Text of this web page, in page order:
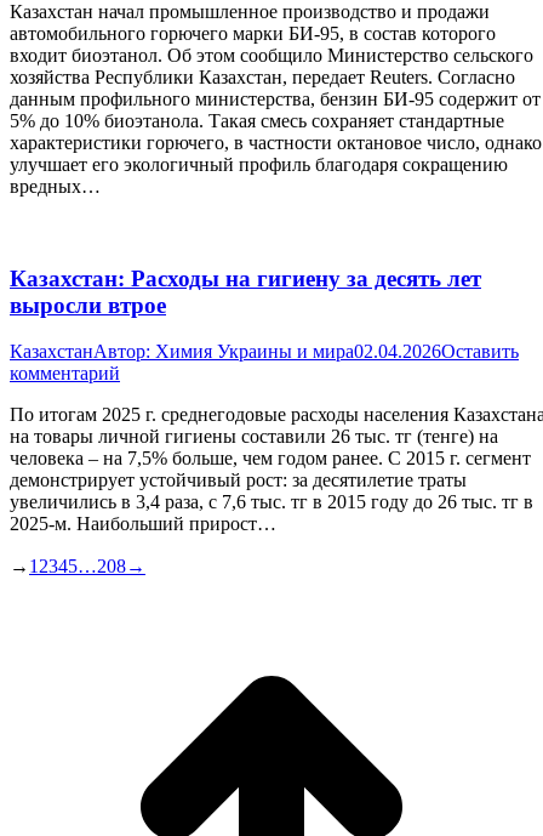
Казахстан начал промышленное производство и продажи
автомобильного горючего марки БИ-95, в состав которого
входит биоэтанол. Об этом сообщило Министерство сельского
хозяйства Республики Казахстан, передает Reuters. Согласно
данным профильного министерства, бензин БИ-95 содержит от
5% до 10% биоэтанола. Такая смесь сохраняет стандартные
характеристики горючего, в частности октановое число, однако
улучшает его экологичный профиль благодаря сокращению
вредных…
Казахстан: Расходы на гигиену за десять лет
выросли втрое
КазахстанАвтор: Химия Украины и мира02.04.2026Оставить
комментарий
По итогам 2025 г. среднегодовые расходы населения
на товары личной гигиены составили 26 тыс. тг (тенге) на
человека – на 7,5% больше, чем годом ранее. С 2015 г. сегмент
демонстрирует устойчивый рост: за десятилетие траты
увеличились в 3,4 раза, с 7,6 тыс. тг в 2015 году до 26 тыс. тг в
2025-м. Наибольший прирост…
→ 1 2345…208→